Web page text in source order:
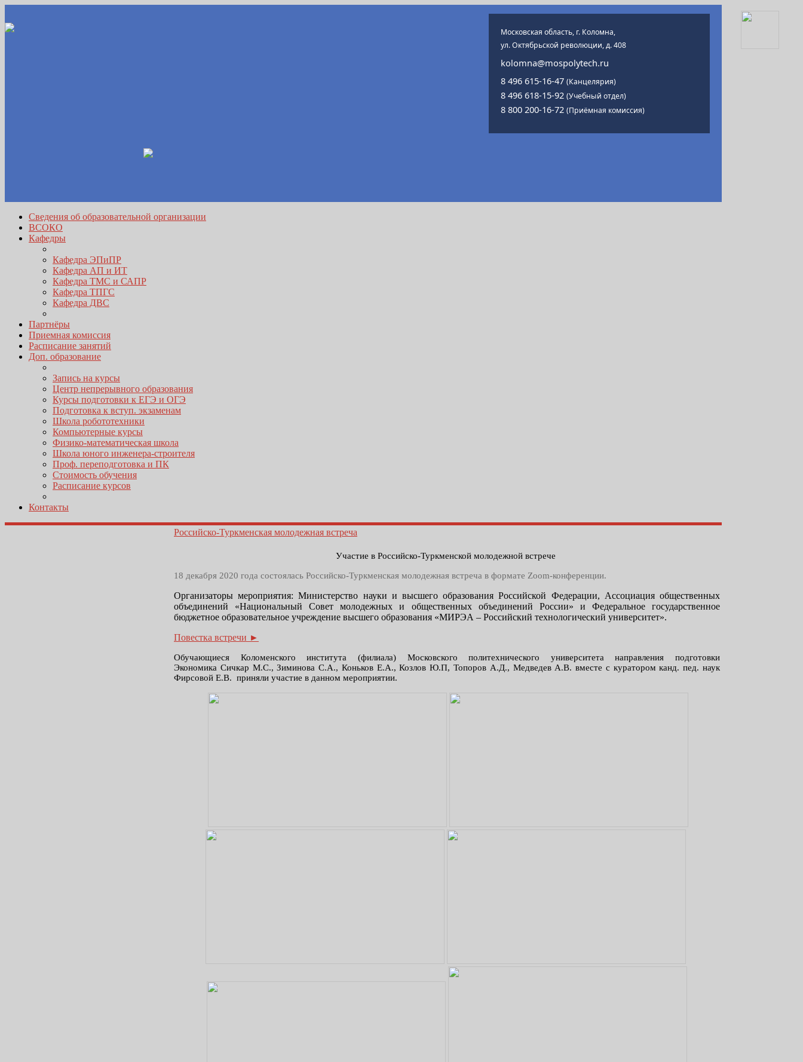
Московская область, г. Коломна,
ул. Октябрьской революции, д. 408
kolomna@mospolytech.ru
8 496 615-16-47 (Канцелярия)
8 496 618-15-92 (Учебный отдел)
8 800 200-16-72 (Приёмная комиссия)
Сведения об образовательной организации
ВСОКО
Кафедры
Кафедра ЭПиПР
Кафедра АП и ИТ
Кафедра ТМС и САПР
Кафедра ТПГС
Кафедра ДВС
Партнёры
Приемная комиссия
Расписание занятий
Доп. образование
Запись на курсы
Центр непрерывного образования
Курсы подготовки к ЕГЭ и ОГЭ
Подготовка к вступ. экзаменам
Школа робототехники
Компьютерные курсы
Физико-математическая школа
Школа юного инженера-строителя
Проф. переподготовка и ПК
Стоимость обучения
Расписание курсов
Контакты
Российско-Туркменская молодежная встреча
Участие в Российско-Туркменской молодежной встрече
18 декабря 2020 года состоялась Российско-Туркменская молодежная встреча в формате Zoom-конференции.
Организаторы мероприятия: Министерство науки и высшего образования Российской Федерации, Ассоциация общественных
объединений «Национальный Совет молодежных и общественных объединений России» и Федеральное государственное
бюджетное образовательное учреждение высшего образования «МИРЭА – Российский технологический университет».
Повестка встречи ►
Обучающиеся Коломенского института (филиала) Московского политехнического университета направления подготовки
Экономика Сичкар М.С., Зиминова С.А., Коньков Е.А., Козлов Ю.П, Топоров А.Д., Медведев А.В. вместе с куратором канд. пед. наук
Фирсовой Е.В. приняли участие в данном мероприятии.